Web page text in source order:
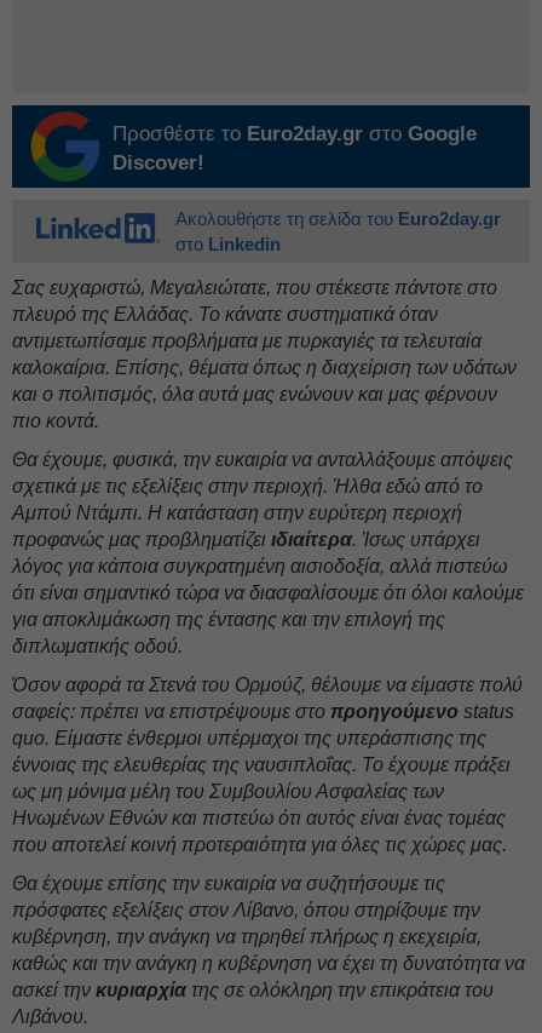
Προσθέστε το Euro2day.gr στο Google
Discover!
Ακολουθήστε τη σελίδα του Euro2day.gr
στο Linkedin
Σας ευχαριστώ, Μεγαλειώτατε, που στέκεστε πάντοτε στο
πλευρό της Ελλάδας. Το κάνατε συστηματικά όταν
αντιμετωπίσαμε προβλήματα με πυρκαγιές τα τελευταία
καλοκαίρια. Επίσης, θέματα όπως η διαχείριση των υδάτων
και ο πολιτισμός, όλα αυτά μας ενώνουν και μας φέρνουν
πιο κοντά.
Θα έχουμε, φυσικά, την ευκαιρία να ανταλλάξουμε απόψεις
σχετικά με τις εξελίξεις στην περιοχή. Ήλθα εδώ από το
Αμπού Ντάμπι. Η κατάσταση στην ευρύτερη περιοχή
προφανώς μας προβληματίζει ιδιαίτερα. Ίσως υπάρχει
λόγος για κάποια συγκρατημένη αισιοδοξία, αλλά πιστεύω
ότι είναι σημαντικό τώρα να διασφαλίσουμε ότι όλοι καλούμε
για αποκλιμάκωση της έντασης και την επιλογή της
διπλωματικής οδού.
Όσον αφορά τα Στενά του Ορμούζ, θέλουμε να είμαστε πολύ
σαφείς: πρέπει να επιστρέψουμε στο προηγούμενο status
quo. Είμαστε ένθερμοι υπέρμαχοι της υπεράσπισης της
έννοιας της ελευθερίας της ναυσιπλοΐας. Το έχουμε πράξει
ως μη μόνιμα μέλη του Συμβουλίου Ασφαλείας των
Ηνωμένων Εθνών και πιστεύω ότι αυτός είναι ένας τομέας
που αποτελεί κοινή προτεραιότητα για όλες τις χώρες μας.
Θα έχουμε επίσης την ευκαιρία να συζητήσουμε τις
πρόσφατες εξελίξεις στον Λίβανο, όπου στηρίζουμε την
κυβέρνηση, την ανάγκη να τηρηθεί πλήρως η εκεχειρία,
καθώς και την ανάγκη η κυβέρνηση να έχει τη δυνατότητα να
ασκεί την κυριαρχία της σε ολόκληρη την επικράτεια του
Λιβάνου.